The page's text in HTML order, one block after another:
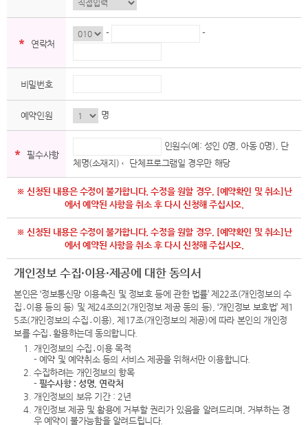
* 연락처
- -
비밀번호
예약인원 명
* 필수사항
체명(소재지) ←단체프로그램일 경우만 해당
※ 신청된 내용은 수정이 불가합니다. 수정을 원할 경우, [예약확인 및 취소]난
에서 예약된 사항을 취소 후 다시 신청해 주십시오.
※ 신청된 내용은 수정이 불가합니다. 수정을 원할 경우, [예약확인 및 취소]난
에서 예약된 사항을 취소 후 다시 신청해 주십시오.
개인정보 수집·이용·제공에 대한 동의서
본인은 ‘정보통신망 이용촉진 및 정보호 등에 관한 법률’ 제22조(개인정보의 수
집․이용 등의 등) 및 제24조의2(개인정보 제공 동의 등), ‘개인정보 보호법’ 제1
5조(개인정보의 수집․이용), 제17조(개인정보의 제공)에 따라 본인의 개인정
보를 수집․활용하는데 동의합니다.
1. 개인정보의 수집․이용 목적
- 예약 및 예약취소 등의 서비스 제공을 위해서만 이용합니다.
2. 수집하려는 개인정보의 항목
- 필수사항 : 성명, 연락처
3. 개인정보의 보유 기간 : 2년
4. 개인정보 제공 및 활용에 거부할 권리가 있음을 알려드리며, 거부하는 경
우 예약이 불가능함을 알려드립니다.